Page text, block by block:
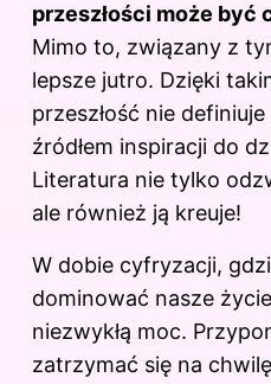
przeszłości może być
Mimo to, związany z
lepsze jutro. Dzięki
przeszłość nie
źródłem inspiracji do
Literatura nie tylko
ale również ją kreuje!
W dobie cyfryzacji,
dominować nasze
niezwykłą moc.
zatrzymać się na